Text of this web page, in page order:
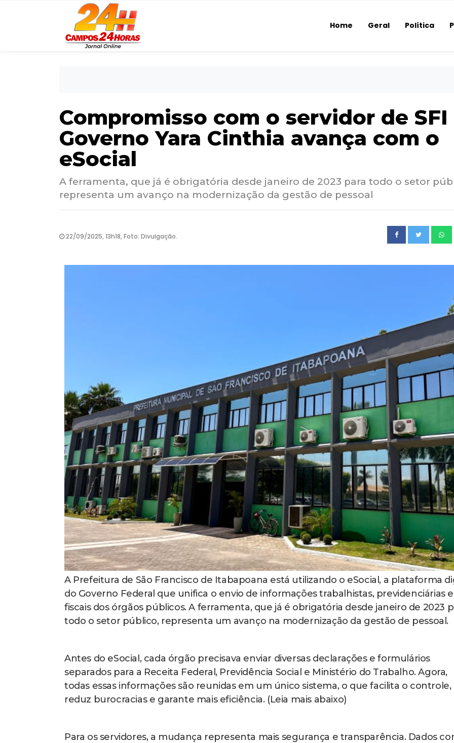
Home Geral Política
Compromisso com o servidor de SFI
Governo Yara Cinthia avança com o
eSocial
A ferramenta, que já é obrigatória desde janeiro de 2023 para todo o setor
representa um avanço na modernização da gestão de pessoal
22/09/2025, 13h18, Foto: Divulgação.
A Prefeitura de São Francisco de Itabapoana está utilizando o eSocial, a plataforma
do Governo Federal que unifica o envio de informações trabalhistas, previdenciárias e
fiscais dos órgãos públicos. A ferramenta, que já é obrigatória desde janeiro de 2023
todo o setor público, representa um avanço na modernização da gestão de pessoal.
Antes do eSocial, cada órgão precisava enviar diversas declarações e formulários
separados para a Receita Federal, Previdência Social e Ministério do Trabalho. Agora,
todas essas informações são reunidas em um único sistema, o que facilita o controle,
reduz burocracias e garante mais eficiência. (Leia mais abaixo)
Para os servidores, a mudança representa mais segurança e transparência. Dados